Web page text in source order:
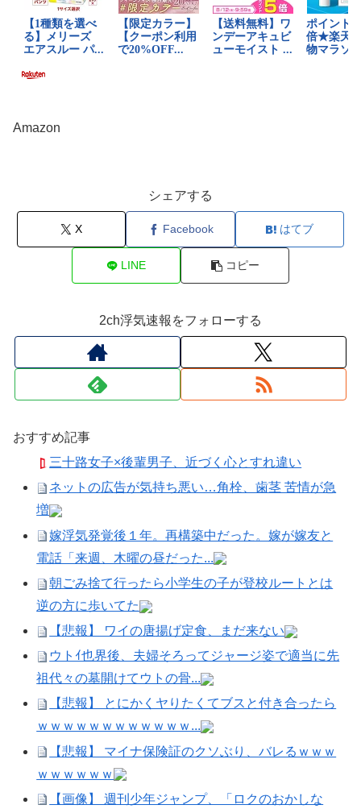
Amazon
シェアする
X Facebook はてブ
LINE コピー
2ch浮気速報をフォローする
おすすめ記事
三十路女子×後輩男子、近づく心とすれ違い
ネットの広告が気持ち悪い…角栓、歯茎 苦情が急
増
嫁浮気発覚後１年。再構築中だった。嫁が嫁友と
電話「来週、木曜の昼だった...
朝ごみ捨て行ったら小学生の子が登校ルートとは
逆の方に歩いてた
【悲報】 ワイの唐揚げ定食、まだ来ない
ウトｲ也界後、夫婦そろってジャージ姿で適当に先
祖代々の墓開けてウトの骨...
【悲報】 とにかくヤりたくてブスと付き合ったら
ｗｗｗｗｗｗｗｗｗｗｗｗ...
【悲報】 マイナ保険証のクソぶり、バレるｗｗｗ
ｗｗｗｗｗｗ
【画像】 週刊少年ジャンプ、「ロクのおかしな